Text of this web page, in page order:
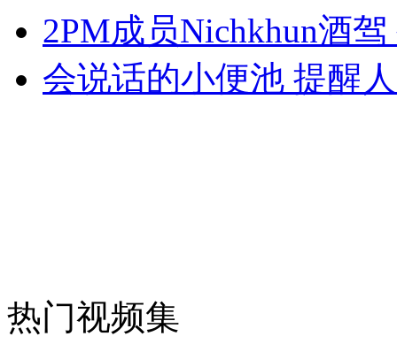
女孩北京地铁殴打老人 痛下狠手拳打脚踢
安徽一实载49人客车翻车
2PM成员Nichkhun酒
会说话的小便池 提醒
热门视频集